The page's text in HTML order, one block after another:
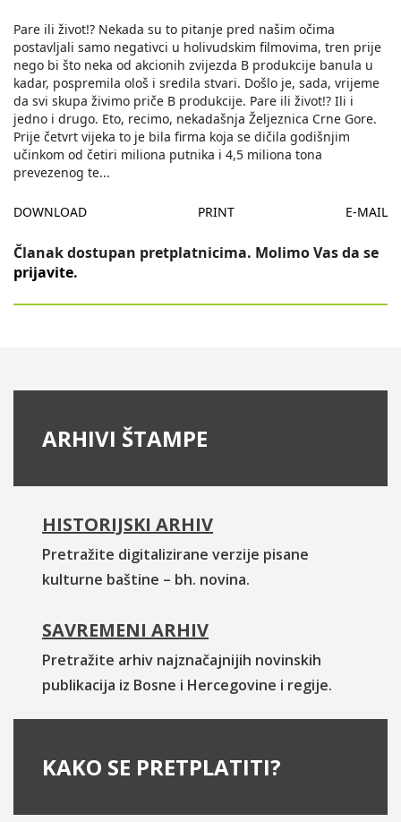
Pare ili život!? Nekada su to pitanje pred našim očima
postavljali samo negativci u holivudskim filmovima, tren prije
nego bi što neka od akcionih zvijezda B produkcije banula u
kadar, pospremila ološ i sredila stvari. Došlo je, sada, vrijeme
da svi skupa živimo priče B produkcije. Pare ili život!? Ili i
jedno i drugo. Eto, recimo, nekadašnja Željeznica Crne Gore.
Prije četvrt vijeka to je bila firma koja se dičila godišnjim
učinkom od četiri miliona putnika i 4,5 miliona tona
prevezenog te...
DOWNLOAD PRINT E-MAIL
Članak dostupan pretplatnicima. Molimo Vas da se
prijavite.
ARHIVI ŠTAMPE
HISTORIJSKI ARHIV
Pretražite digitalizirane verzije pisane
kulturne baštine – bh. novina.
SAVREMENI ARHIV
Pretražite arhiv najznačajnijih novinskih
publikacija iz Bosne i Hercegovine i regije.
KAKO SE PRETPLATITI?